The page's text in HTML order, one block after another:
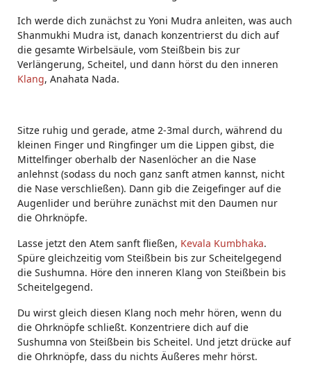
Ich werde dich zunächst zu Yoni Mudra anleiten, was auch
Shanmukhi Mudra ist, danach konzentrierst du dich auf
die gesamte Wirbelsäule, vom Steißbein bis zur
Verlängerung, Scheitel, und dann hörst du den inneren
Klang, Anahata Nada.
Sitze ruhig und gerade, atme 2-3mal durch, während du
kleinen Finger und Ringfinger um die Lippen gibst, die
Mittelfinger oberhalb der Nasenlöcher an die Nase
anlehnst (sodass du noch ganz sanft atmen kannst, nicht
die Nase verschließen). Dann gib die Zeigefinger auf die
Augenlider und berühre zunächst mit den Daumen nur
die Ohrknöpfe.
Lasse jetzt den Atem sanft fließen, Kevala Kumbhaka.
Spüre gleichzeitig vom Steißbein bis zur Scheitelgegend
die Sushumna. Höre den inneren Klang von Steißbein bis
Scheitelgegend.
Du wirst gleich diesen Klang noch mehr hören, wenn du
die Ohrknöpfe schließt. Konzentriere dich auf die
Sushumna von Steißbein bis Scheitel. Und jetzt drücke auf
die Ohrknöpfe, dass du nichts Äußeres mehr hörst.